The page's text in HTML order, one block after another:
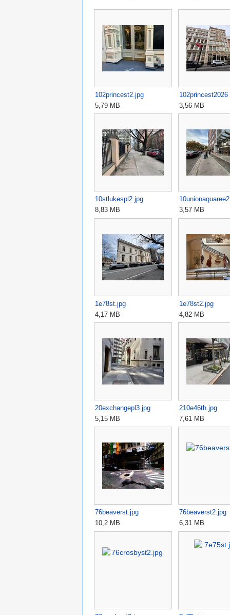
102princest2.jpg
5,79 MB
102princest2026
3,56 MB
10stlukespl2.jpg
8,83 MB
3,57 MB
1e78st.jpg
4,17 MB
1e78st2.jpg
4,82 MB
20exchangepl3.jpg
5,15 MB
210e46th.jpg
7,61 MB
76beaverst.jpg
10,2 MB
76beaverst2.jpg
6,31 MB